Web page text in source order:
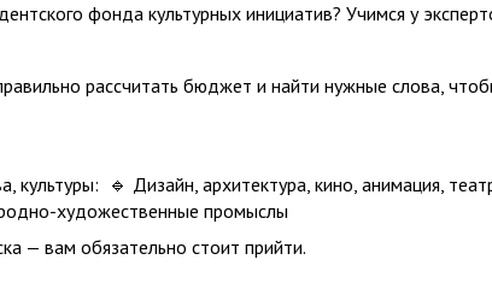
фонда культурных инициатив? Учимся у
рассчитать бюджет и найти нужные слова,
культуры: 🔹 Дизайн, архитектура, кино, анимация,
художественные промыслы
— вам обязательно стоит прийти.